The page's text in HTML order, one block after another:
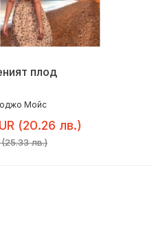
плод
Мойс
(20.26 лв.)
(25.33 лв.)